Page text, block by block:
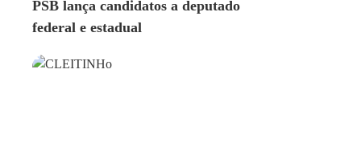
PSB lança candidatos a deputado
federal e estadual